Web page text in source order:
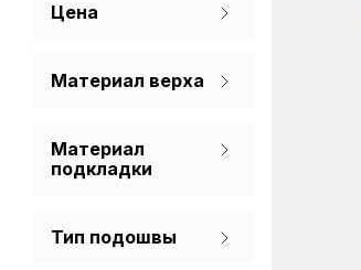
Черный
Цена
Материал верха
Спилок
Материал
подкладки
Мех (шерсть)
Тип подошвы